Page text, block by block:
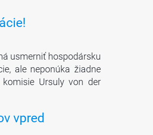
usmerniť hospodársku
ale neponúka žiadne
Ursuly von der
vpred